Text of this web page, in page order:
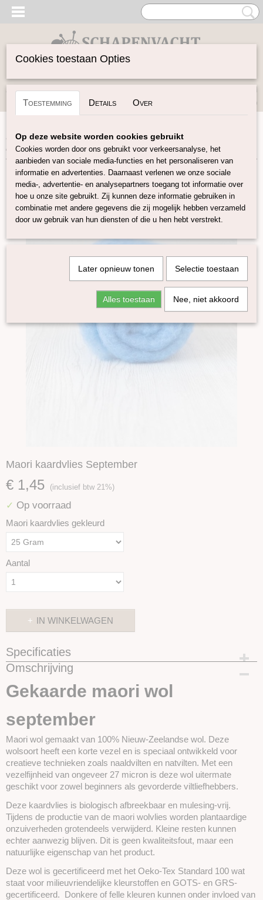
Inloggen Registreren
(0)
Home>Vilten>Kaardvlies>Gekaarde Maori wol
kaardvlies September
Maori kaardvlies September
€ 1,45 (inclusief btw 21%)
✓ Op voorraad
Maori kaardvlies gekleurd
Aantal
IN WINKELWAGEN
Specificaties
Productcode
Omschrijving
Gekaarde maori wol
september
Maori wol gemaakt van 100% Nieuw-Zeelandse wol. Deze
wolsoort heeft een korte vezel en is speciaal ontwikkeld voor
creatieve technieken zoals naaldvilten en natvilten. Met een
vezelfijnheid van ongeveer 27 micron is deze wol uitermate
geschikt voor zowel beginners als gevorderde viltliefhebbers.
Deze kaardvlies is biologisch afbreekbaar en mulesing-vrij.
Tijdens de productie van de maori wolvlies worden plantaardige
onzuiverheden grotendeels verwijderd. Kleine resten kunnen
echter aanwezig blijven. Dit is geen kwaliteitsfout, maar een
natuurlijke eigenschap van het product.
Deze wol is gecertificeerd met het Oeko-Tex Standard 100 wat
staat voor milieuvriendelijke kleurstoffen en GOTS- en GRS-
gecertificeerd. Donkere of felle kleuren kunnen onder invloed van
Cookies toestaan Opties
Toestemming Details Over
Op deze website worden cookies gebruikt
Cookies worden door ons gebruikt voor verkeersanalyse, het
aanbieden van sociale media-functies en het personaliseren van
informatie en advertenties. Daarnaast verlenen we onze sociale
media-, advertentie- en analysepartners toegang tot informatie over
hoe u onze site gebruikt. Zij kunnen deze informatie gebruiken in
combinatie met andere gegevens die zij mogelijk hebben verzameld
door uw gebruik van hun diensten of die u hen hebt verstrekt.
Later opnieuw tonen Selectie toestaan
Alles toestaan Nee, niet akkoord